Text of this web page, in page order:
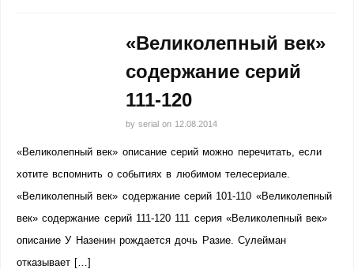
«Великолепный век»
содержание серий
111-120
by serial on 12.08.2014
«Великолепный век» описание серий можно перечитать, если
хотите вспомнить о событиях в любимом телесериале.
«Великолепный век» содержание серий 101-110 «Великолепный
век» содержание серий 111-120 111 серия «Великолепный век»
описание У Назенин рождается дочь Разие. Сулейман
отказывает […]